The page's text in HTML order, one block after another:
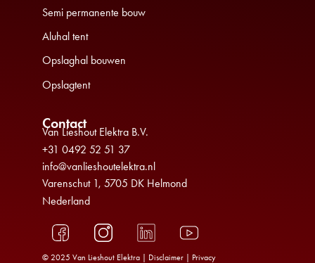
Semi permanente bouw
Aluhal tent
Opslaghal bouwen
Opslagtent
Contact
Van Lieshout Elektra B.V.
+31 0492 52 51 37
info@vanlieshoutelektra.nl
Varenschut 1, 5705 DK Helmond
Nederland
© 2025 Van Lieshout Elektra | Disclaimer
Privacy